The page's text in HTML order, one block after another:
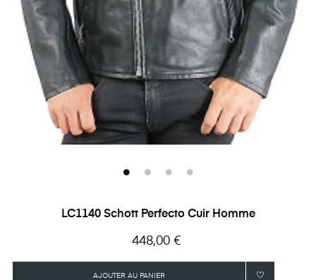
LC1140 Schott Perfecto Cuir Homme
Prix
448,00 €
AJOUTER AU PANIER